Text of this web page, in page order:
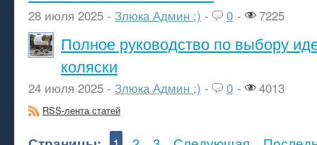
28 июля 2025 - Злюка Админ ;) - 0 - 7225
Полное руководство по выбору
коляски
24 июля 2025 - Злюка Админ ;) - 0 - 4013
RSS-лента статей